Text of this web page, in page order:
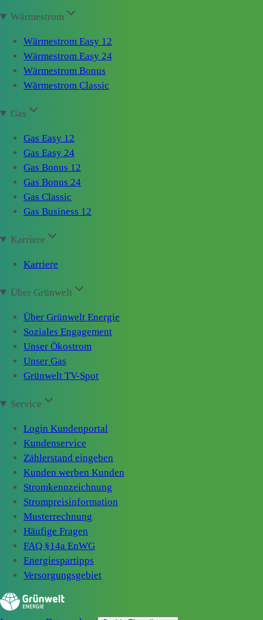
Wärmestrom
Wärmestrom Easy 12
Wärmestrom Easy 24
Wärmestrom Bonus
Wärmestrom Classic
Gas
Gas Easy 12
Gas Easy 24
Gas Bonus 12
Gas Bonus 24
Gas Classic
Gas Business 12
Karriere
Karriere
Über Grünwelt
Über Grünwelt Energie
Soziales Engagement
Unser Ökostrom
Unser Gas
Grünwelt TV-Spot
Service
Login Kundenportal
Kundenservice
Zählerstand eingeben
Kunden werben Kunden
Stromkennzeichnung
Strompreisinformation
Musterrechnung
Häufige Fragen
FAQ §14a EnWG
Energiespartipps
Versorgungsgebiet